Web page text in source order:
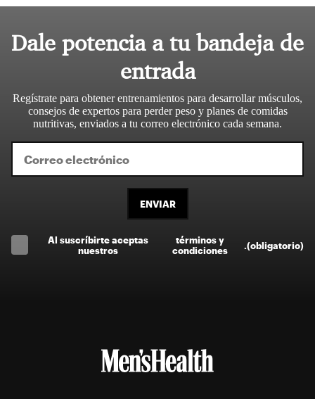
Dale potencia a tu bandeja de
entrada
Regístrate para obtener entrenamientos para desarrollar músculos,
consejos de expertos para perder peso y planes de comidas
nutritivas, enviados a tu correo electrónico cada semana.
ENVIAR
Al suscríbirte aceptas
nuestros
términos y
condiciones
(obligatorio)